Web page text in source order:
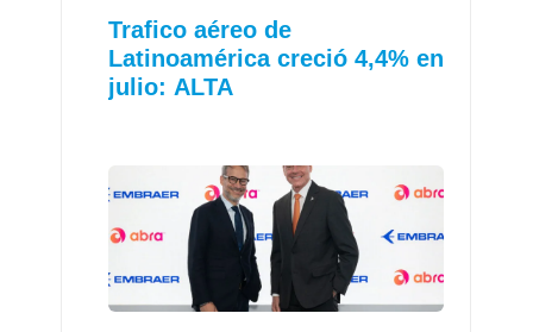
Trafico aéreo de
Latinoamérica creció 4,4% en
julio: ALTA